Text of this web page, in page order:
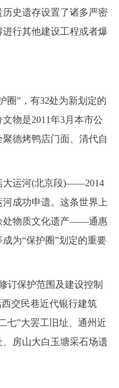
咨询 我要建议
图说互动
史遗存设置了诸多严密
行其他建设工程或者爆
”，有32处为新划定的
物是2011年3月本市公
德烤鸭店门面、清代自
运河(北京段)——2014
成功申遗。这条世界上
处物质文化遗产——通惠
为“保护圈”划定的重要
保护范围及建设控制
交民巷近代银行建筑
七”大罢工旧址、通州近
房山大白玉塘采石场遗